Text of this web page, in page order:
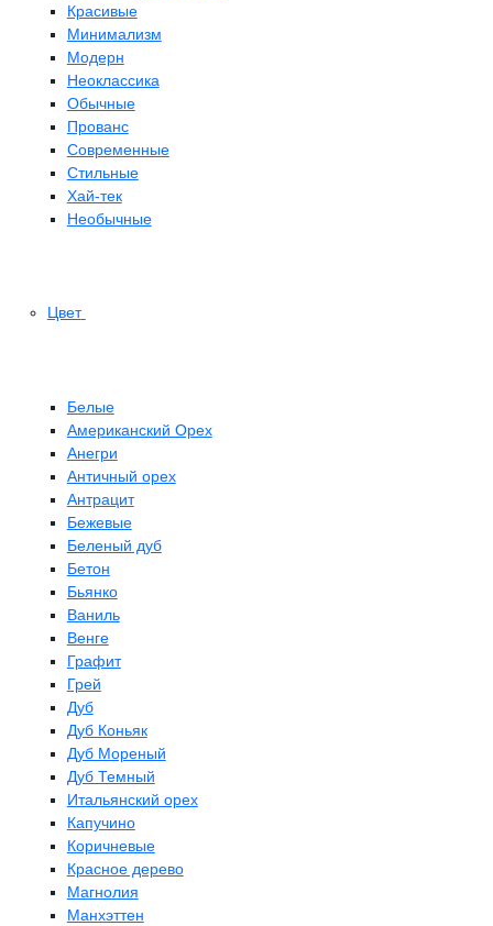
Красивые
Минимализм
Модерн
Неоклассика
Обычные
Прованс
Современные
Стильные
Хай-тек
Необычные
Цвет
Белые
Американский Орех
Анегри
Античный орех
Антрацит
Бежевые
Беленый дуб
Бетон
Бьянко
Ваниль
Венге
Графит
Грей
Дуб
Дуб Коньяк
Дуб Мореный
Дуб Темный
Итальянский орех
Капучино
Коричневые
Красное дерево
Магнолия
Манхэттен